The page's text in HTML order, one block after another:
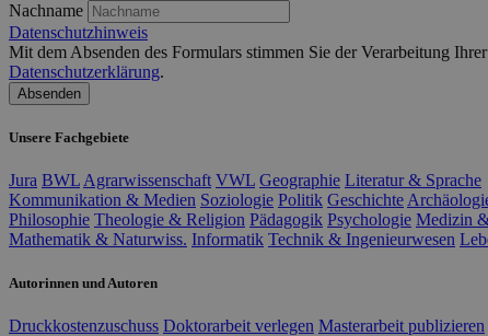
Nachname
Datenschutzhinweis
Mit dem Absenden des Formulars stimmen Sie der Verarbeitung
Datenschutzerklärung.
Absenden
Unsere Fachgebiete
Jura BWLAgrarwissenschaft VWL Geographie Literatur & Sprache
Kommunikation & Medien Soziologie Politik Geschichte
Philosophie Theologie & Religion Pädagogik Psychologie Medizin
Mathematik & Naturwiss. Informatik Technik & Ingenieurwesen
Autorinnen und Autoren
Druckkostenzuschuss Doktorarbeit verlegen Masterarbeit publizieren